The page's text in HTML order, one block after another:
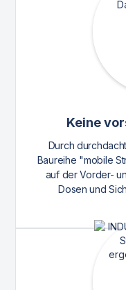
Keine
Durch
Baureihe "mobile
auf der Vorder-
Dosen und